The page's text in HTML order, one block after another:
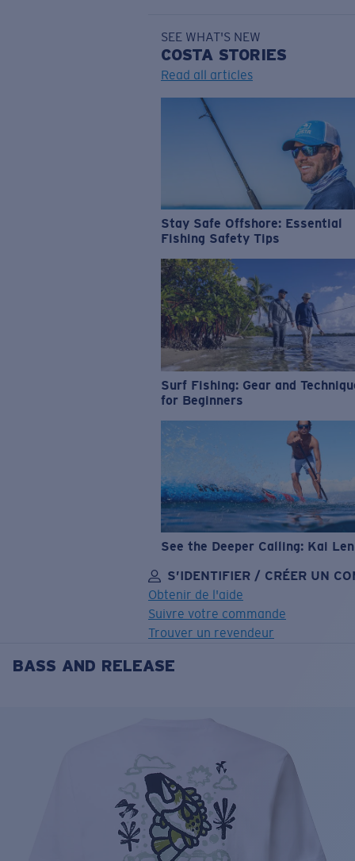
SEE WHAT'S NEW
COSTA STORIES
Read all articles
Stay Safe Offshore: Essential
Fishing Safety Tips
Surf Fishing: Gear and
for Beginners
See the Deeper Calling: Kai
S’IDENTIFIER / CRÉER UN
Obtenir de l'aide
Suivre votre commande
Trouver un revendeur
OBJECTIF MIS À JOUR
Prix :
Gratuit
Quantité:
BASS AND RELEASE